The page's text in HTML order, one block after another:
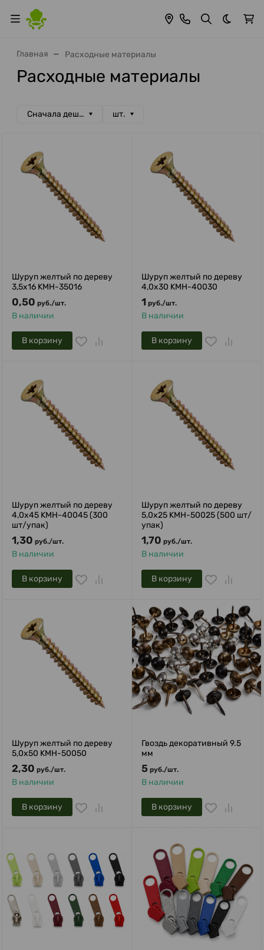
Темная
Главная Расходные материалы
Расходные материалы
Сначала дешевые шт.
Шуруп желтый по дереву
3,5х16 KMH-35016
0,50 руб./шт.
В наличии
В корзину
Шуруп желтый по дереву
4,0х30 KMH-40030
1 руб./шт.
В наличии
В корзину
Шуруп желтый по дереву
4,0х45 KMH-40045 (300
шт/упак)
1,30 руб./шт.
В наличии
В корзину
Шуруп желтый по дереву
5,0х25 KMH-50025 (500 шт/
упак)
1,70 руб./шт.
В наличии
В корзину
Шуруп желтый по дереву
5,0х50 KMH-50050
2,30 руб./шт.
В наличии
В корзину
Гвоздь декоративный 9.5
мм
5 руб./шт.
В наличии
В корзину